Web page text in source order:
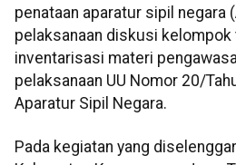
penataan aparatur sipil negara
pelaksanaan diskusi
inventarisasi materi
pelaksanaan UU Nomor 20/
Aparatur Sipil Negara.
Pada kegiatan yang